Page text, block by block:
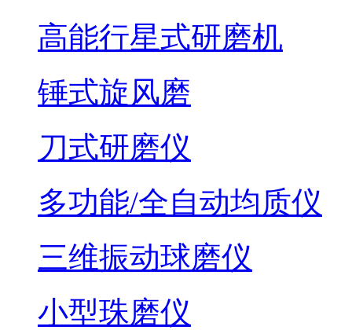
高能行星式研磨机
锤式旋风磨
刀式研磨仪
多功能/全自动均质仪
三维振动球磨仪
小型珠磨仪